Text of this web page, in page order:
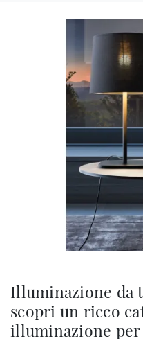
Illuminazione da
scopri un ricco
illuminazione